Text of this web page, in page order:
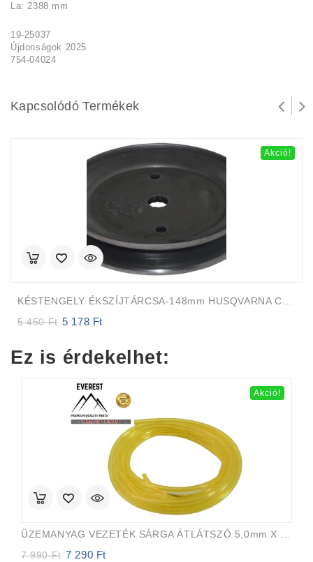
La: 2388 mm
19-25037
Újdonságok 2025
754-04024
Kapcsolódó Termékek
Akció!
5 450Ft Original
5
5 178 Ft
5
Ez is érdekelhet:
Akció!
7 990Ft Original
7 290 Ft